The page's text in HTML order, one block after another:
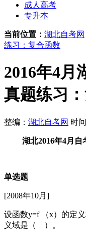
成人高考
专升本
当前位置： 湖北自考网
练习：复合函数
2016年4月
真题练习
整编： 湖北自考网 时
湖北2016年4月
单选题
[2008年10月]
设函数y=f （x）的定
义域是（ ）。